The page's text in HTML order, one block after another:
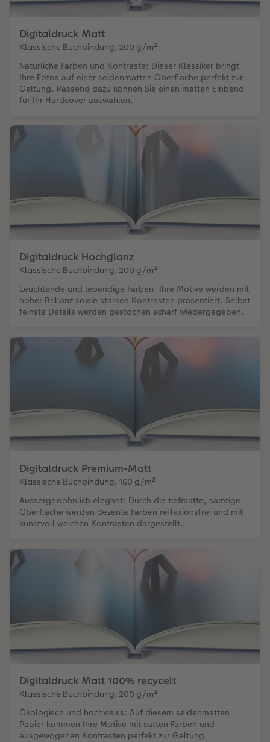
Digitaldruck Matt
Klassische Buchbindung, 200 g/m²
Natürliche Farben und Kontraste: Dieser Klassiker bringt
Ihre Fotos auf einer seidenmatten Oberfläche perfekt zur
Geltung. Passend dazu können Sie einen matten Einband
für Ihr Hardcover auswählen.
Digitaldruck Hochglanz
Klassische Buchbindung, 200 g/m²
Leuchtende und lebendige Farben: Ihre Motive werden mit
hoher Brillanz sowie starken Kontrasten präsentiert. Selbst
feinste Details werden gestochen scharf wiedergegeben.
Digitaldruck Premium-Matt
Klassische Buchbindung, 160 g/m²
Aussergewöhnlich elegant: Durch die tiefmatte, samtige
Oberfläche werden dezente Farben reflexionsfrei und mit
kunstvoll weichen Kontrasten dargestellt.
Digitaldruck Matt 100% recycelt
Klassische Buchbindung, 200 g/m²
Ökologisch und hochweiss: Auf diesem seidenmatten
Papier kommen Ihre Motive mit satten Farben und
ausgewogenen Kontrasten perfekt zur Geltung.